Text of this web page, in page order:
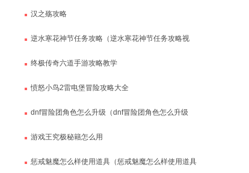
汉之殇攻略
逆水寒花神节任务攻略（逆水寒花神节任务攻略视
终极传奇六道手游攻略教学
愤怒小鸟2雷电堡冒险攻略大全
dnf冒险团角色怎么升级（dnf冒险团角色怎么升级
游戏王究极秘籍怎么用
惩戒魅魔怎么样使用道具（惩戒魅魔怎么样使用道具